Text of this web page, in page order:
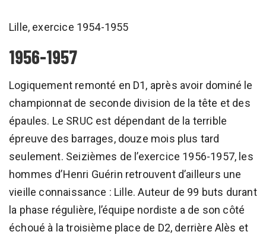
Lille, exercice 1954-1955
1956-1957
Logiquement remonté en D1, après avoir dominé le
championnat de seconde division de la tête et des
épaules. Le SRUC est dépendant de la terrible
épreuve des barrages, douze mois plus tard
seulement. Seizièmes de l’exercice 1956-1957, les
hommes d’Henri Guérin retrouvent d’ailleurs une
vieille connaissance : Lille. Auteur de 99 buts durant
la phase régulière, l’équipe nordiste a de son côté
échoué à la troisième place de D2, derrière Alès et